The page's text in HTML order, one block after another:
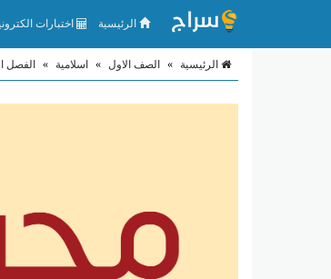
الرئيسية اختبارات
الرئيسية » الصف الاول » اسلامية » الفصل